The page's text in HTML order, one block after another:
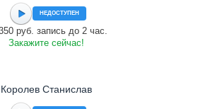
НЕДОСТУПЕН
руб. запись до 2 час.
Закажите сейчас!
Королев Станислав